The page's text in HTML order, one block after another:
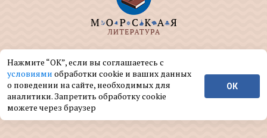
ООО "МОРКНИГА" занимается изданием и
реализацией книг на морскую тематику.
© ООО "МОРКНИГА", 2004 — 2026 г.
Нажмите “ОК”, если вы соглашаетесь с
условиями обработки cookie и ваших данных
о поведении на сайте, необходимых для
аналитики. Запретить обработку cookie
можете через браузер
ОК